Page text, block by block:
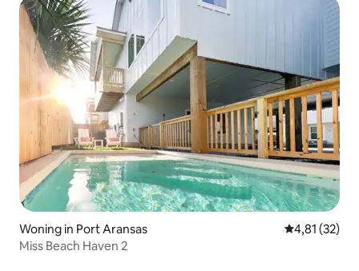
Woning in Port Aransas Gemiddelde
4,81 (32)
Miss Beach Haven 2